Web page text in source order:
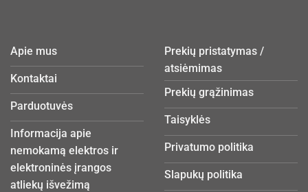
Apie mus
Kontaktai
Parduotuvės
Informacija apie
nemokamą elektros ir
elektroninės įrangos
atliekų išvežimą
Prekių pristatymas /
atsiėmimas
Prekių grąžinimas
Taisyklės
Privatumo politika
Slapukų politika